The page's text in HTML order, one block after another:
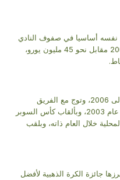
عاما- من فرض نفسه أساسيا في صفوف النادي
اللندني بعد انتقاله من ميلان صيف عام 2006 مقابل نحو 45 مليون يورو،
وكان شيفتشنكو لعب مع ميلان من 1999 إلى 2006، وتوج مع الفريق
الإيطالي بلقب مسابقة دوري أبطال أوروبا عام 2003، وبألقاب كأس السوبر
خلال العام ذاته، وبلقب
جائزة الكرة الذهبية لأفضل